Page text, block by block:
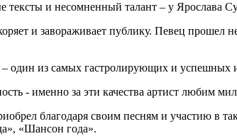
тексты и несомненный талант – у Ярослава
и завораживает публику. Певец
один из самых гастролирующих и успешных
- именно за эти качества артист любим
благодаря своим песням и участию в
«Шансон года».